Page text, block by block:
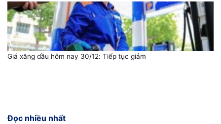
Giá xăng dầu hôm nay 30/12: Tiếp tục giảm
Đọc nhiều nhất